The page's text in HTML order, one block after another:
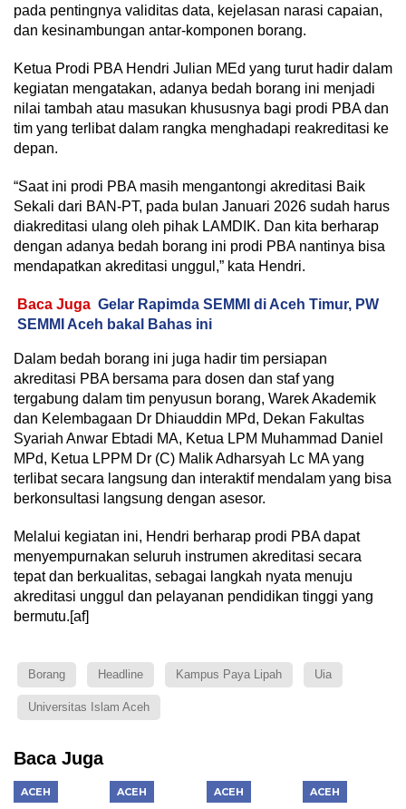
pada pentingnya validitas data, kejelasan narasi capaian,
dan kesinambungan antar-komponen borang.
Ketua Prodi PBA Hendri Julian MEd yang turut hadir dalam
kegiatan mengatakan, adanya bedah borang ini menjadi
nilai tambah atau masukan khususnya bagi prodi PBA dan
tim yang terlibat dalam rangka menghadapi reakreditasi ke
depan.
“Saat ini prodi PBA masih mengantongi akreditasi Baik
Sekali dari BAN-PT, pada bulan Januari 2026 sudah harus
diakreditasi ulang oleh pihak LAMDIK. Dan kita berharap
dengan adanya bedah borang ini prodi PBA nantinya bisa
mendapatkan akreditasi unggul,” kata Hendri.
Baca Juga Gelar Rapimda SEMMI di Aceh Timur, PW
SEMMI Aceh bakal Bahas ini
Dalam bedah borang ini juga hadir tim persiapan
akreditasi PBA bersama para dosen dan staf yang
tergabung dalam tim penyusun borang, Warek Akademik
dan Kelembagaan Dr Dhiauddin MPd, Dekan Fakultas
Syariah Anwar Ebtadi MA, Ketua LPM Muhammad Daniel
MPd, Ketua LPPM Dr (C) Malik Adharsyah Lc MA yang
terlibat secara langsung dan interaktif mendalam yang bisa
berkonsultasi langsung dengan asesor.
Melalui kegiatan ini, Hendri berharap prodi PBA dapat
menyempurnakan seluruh instrumen akreditasi secara
tepat dan berkualitas, sebagai langkah nyata menuju
akreditasi unggul dan pelayanan pendidikan tinggi yang
bermutu.[af]
Borang Headline Kampus Paya Lipah Uia
Universitas Islam Aceh
Baca Juga
ACEH ACEH ACEH ACEH